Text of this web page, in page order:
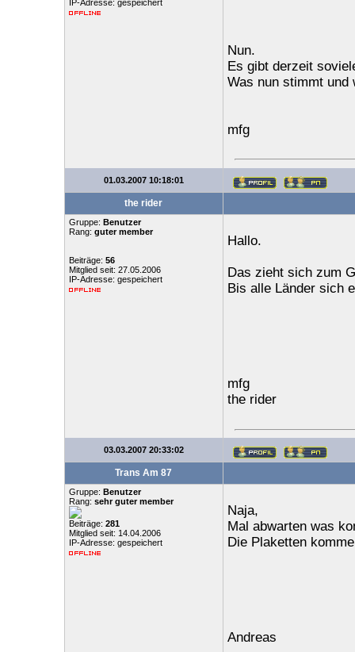
IP-Adresse: gespeichert
Nun.
Es gibt derzeit
Was nun stimmt und
mfg
01.03.2007 10:18:01
the rider
Gruppe: Benutzer
Rang: guter member
Beiträge: 56
Mitglied seit: 27.05.2006
IP-Adresse: gespeichert
Hallo.
Das zieht sich zum
Bis alle Länder sich
mfg
the rider
03.03.2007 20:33:02
Trans Am 87
Gruppe: Benutzer
Rang: sehr guter member
Beiträge: 281
Mitglied seit: 14.04.2006
IP-Adresse: gespeichert
Naja,
Mal abwarten was
Die Plaketten
Andreas